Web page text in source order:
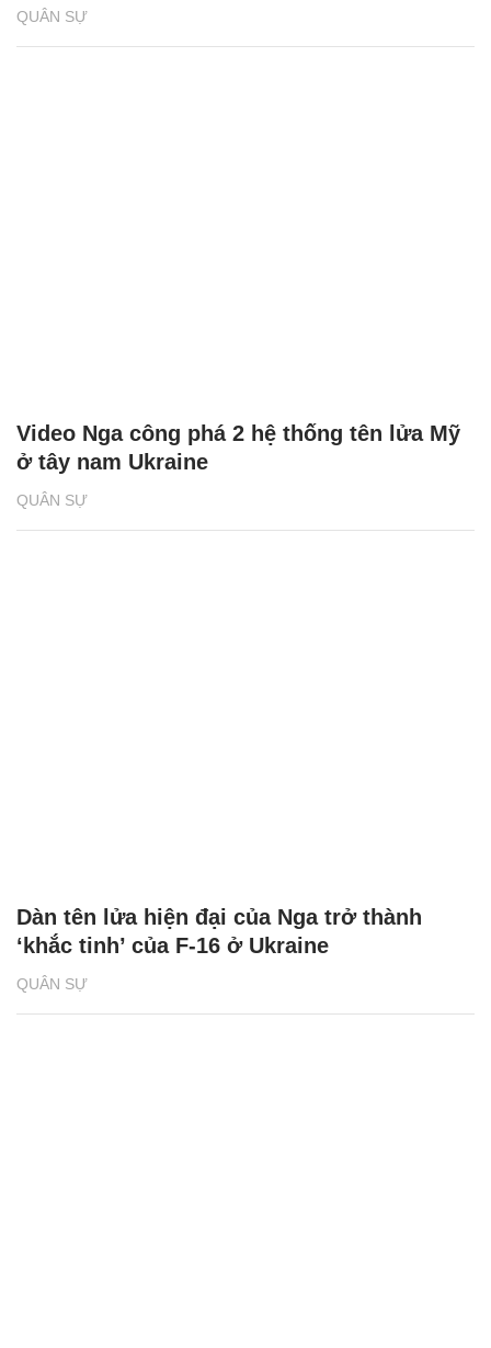
QUÂN SỰ
QUÂN SỰ
Video Nga công phá 2 hệ thống tên lửa Mỹ
ở tây nam Ukraine
QUÂN SỰ
Dàn tên lửa hiện đại của Nga trở thành
‘khắc tinh’ của F-16 ở Ukraine